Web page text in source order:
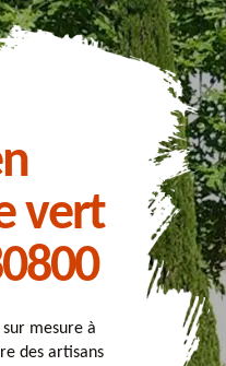
vert
mesure à
des artisans